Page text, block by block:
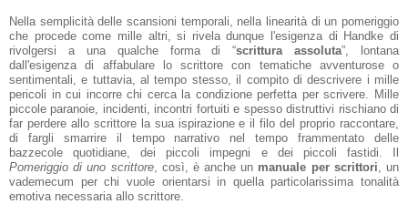
Nella semplicità delle scansioni temporali, nella linearità di un pomeriggio
che procede come mille altri, si rivela dunque l'esigenza di Handke di
rivolgersi a una qualche forma di “scrittura assoluta”, lontana
dall'esigenza di affabulare lo scrittore con tematiche avventurose o
sentimentali, e tuttavia, al tempo stesso, il compito di descrivere i mille
pericoli in cui incorre chi cerca la condizione perfetta per scrivere. Mille
piccole paranoie, incidenti, incontri fortuiti e spesso distruttivi rischiano di
far perdere allo scrittore la sua ispirazione e il filo del proprio raccontare,
di fargli smarrire il tempo narrativo nel tempo frammentato delle
bazzecole quotidiane, dei piccoli impegni e dei piccoli fastidi. Il
Pomeriggio di uno scrittore, così, è anche un manuale per scrittori , un
vademecum per chi vuole orientarsi in quella particolarissima tonalità
emotiva necessaria allo scrittore.